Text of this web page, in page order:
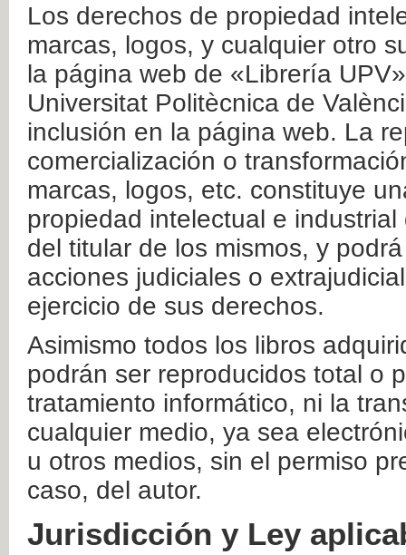
Los derechos de propiedad
marcas, logos, y cualquier otro
la página web de «Librería
Universitat Politècnica de
inclusión en la página web. La
comercialización o
marcas, logos, etc. constituye
propiedad intelectual e
del titular de los mismos, y
acciones judiciales o
ejercicio de sus derechos.
Asimismo todos los libros
podrán ser reproducidos total o
tratamiento informático, ni la
cualquier medio, ya sea
u otros medios, sin el permiso
caso, del autor.
Jurisdicción y Ley